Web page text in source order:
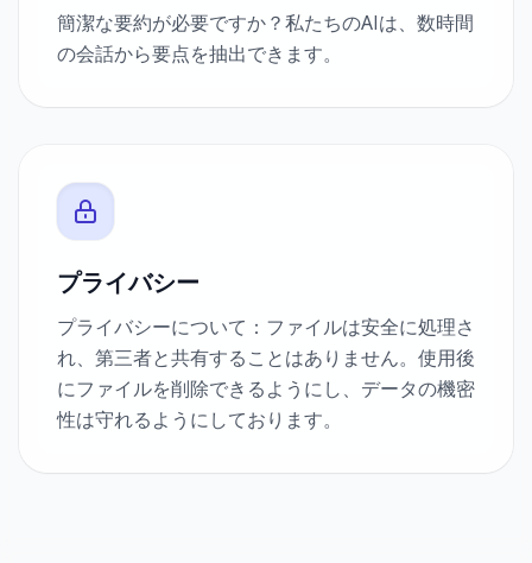
簡潔な要約が必要ですか？私たちのAIは、数時間
の会話から要点を抽出できます。
プライバシー
プライバシーについて：ファイルは安全に処理さ
れ、第三者と共有することはありません。使用後
にファイルを削除できるようにし、データの機密
性は守れるようにしております。